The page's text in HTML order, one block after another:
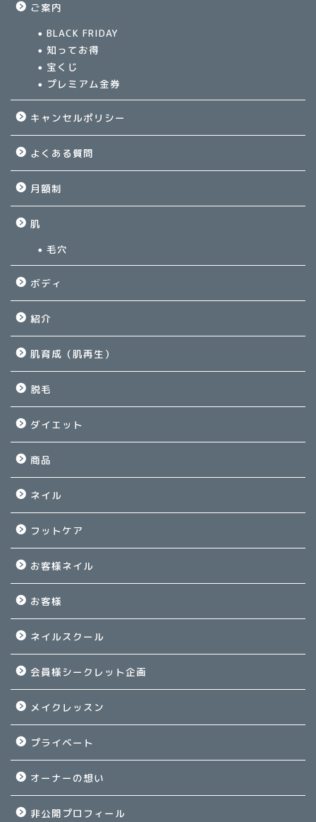
ご案内
BLACK FRIDAY
知ってお得
宝くじ
プレミアム金券
キャンセルポリシー
よくある質問
月額制
肌
毛穴
ボディ
紹介
肌育成（肌再生）
脱毛
ダイエット
商品
ネイル
フットケア
お客様ネイル
お客様
ネイルスクール
会員様シークレット企画
メイクレッスン
プライベート
オーナーの想い
非公開プロフィール